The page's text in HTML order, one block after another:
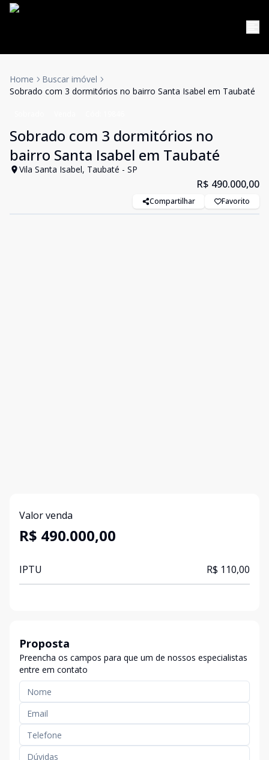
Home
Buscar imóvel
Sobrado com 3 dormitórios no bairro Santa Isabel em Taubaté
Sobrado com 3 dormitórios no
bairro Santa Isabel em Taubaté
Vila Santa Isabel, Taubaté - SP
R$ 490.000,00
Compartilhar Favorito
Valor venda
R$ 490.000,00
IPTU R$ 110,00
Proposta
Preencha os campos para que um de nossos especialistas
entre em contato